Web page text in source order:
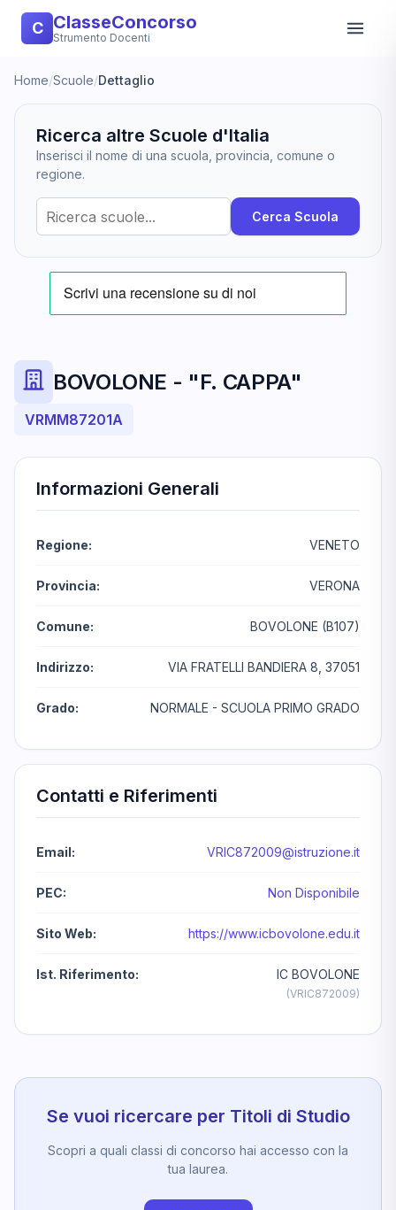
C ClasseConcorso
Strumento Docenti
Home/Scuole/Dettaglio
Ricerca altre Scuole d'Italia
Inserisci il nome di una scuola, provincia, comune o
regione.
Cerca Scuola
BOVOLONE - "F. CAPPA"
VRMM87201A
Informazioni Generali
Regione: VENETO
Provincia: VERONA
Comune: BOVOLONE (B107)
Indirizzo: VIA FRATELLI BANDIERA 8, 37051
Grado: NORMALE - SCUOLA PRIMO GRADO
Contatti e Riferimenti
Email: VRIC872009@istruzione.it
PEC: Non Disponibile
Sito Web: https://www.icbovolone.edu.it
Ist. Riferimento: IC BOVOLONE
(VRIC872009)
Se vuoi ricercare per Titoli di Studio
Scopri a quali classi di concorso hai accesso con la
tua laurea.